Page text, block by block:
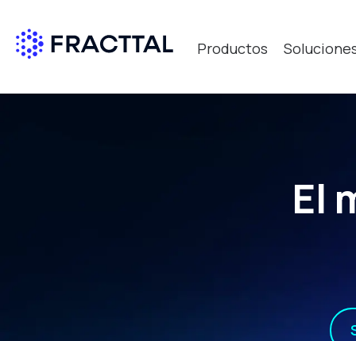
Productos
Qué
El